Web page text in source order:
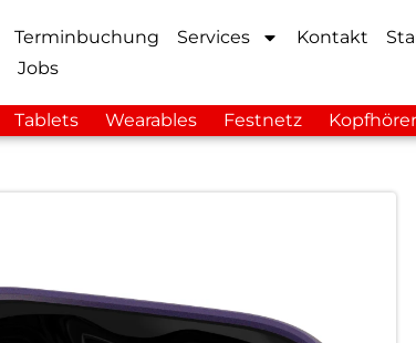
Terminbuchung Services Kontakt
Jobs
Tablets Wearables Festnetz